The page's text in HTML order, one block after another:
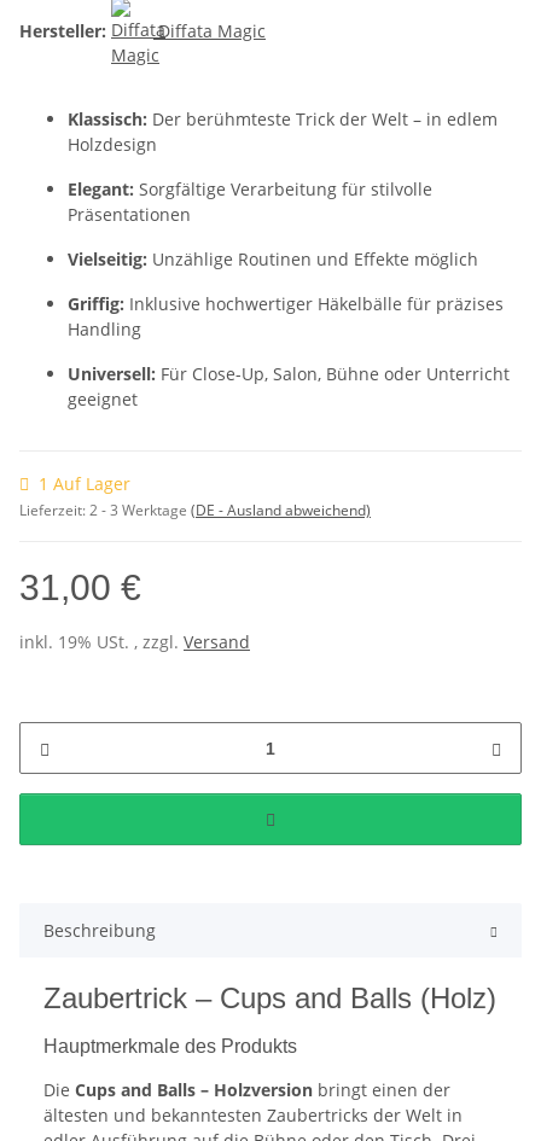
Hersteller:
Diffata Magic
Klassisch: Der berühmteste Trick der Welt – in edlem
Holzdesign
Elegant: Sorgfältige Verarbeitung für stilvolle
Präsentationen
Vielseitig: Unzählige Routinen und Effekte möglich
Griffig: Inklusive hochwertiger Häkelbälle für präzises
Handling
Universell: Für Close-Up, Salon, Bühne oder Unterricht
geeignet
1 Auf Lager
Lieferzeit:2 - 3 Werktage (DE - Ausland abweichend)
31,00 €
inkl. 19% USt. , zzgl. Versand
Beschreibung
Zaubertrick – Cups and Balls (Holz)
Hauptmerkmale des Produkts
Die Cups and Balls – Holzversion bringt einen der
ältesten und bekanntesten Zaubertricks der Welt in